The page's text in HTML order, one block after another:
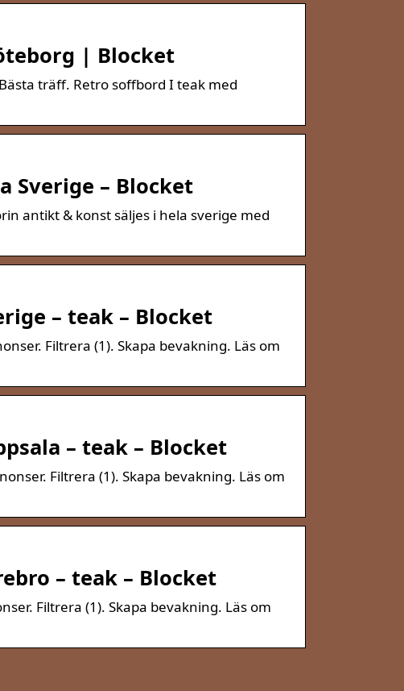
| Blocket
träff. Retro soffbord I teak med
Sverige – Blocket
antikt & konst säljes i hela sverige med
– teak – Blocket
Filtrera (1). Skapa bevakning. Läs om
– teak – Blocket
Filtrera (1). Skapa bevakning. Läs om
– teak – Blocket
Filtrera (1). Skapa bevakning. Läs om